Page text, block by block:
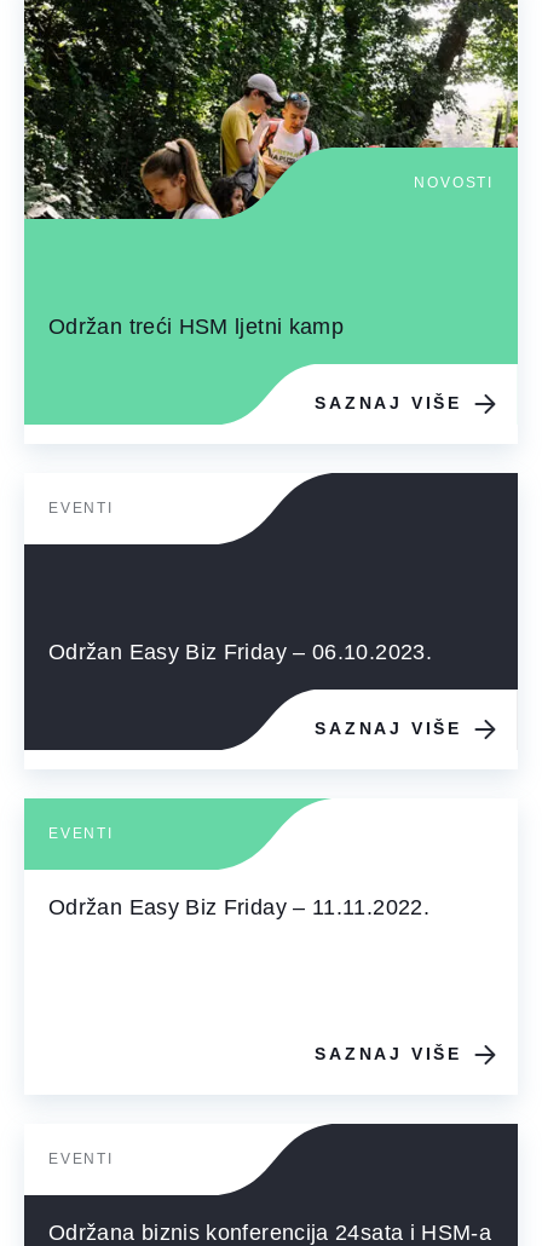
NOVOSTI
Održan treći HSM ljetni kamp
SAZNAJ VIŠE
EVENTI
Održan Easy Biz Friday – 06.10.2023.
SAZNAJ VIŠE
EVENTI
Održan Easy Biz Friday – 11.11.2022.
SAZNAJ VIŠE
EVENTI
Održana biznis konferencija 24sata i HSM-a